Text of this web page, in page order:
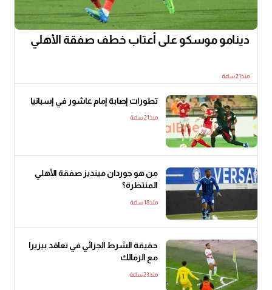
دينامو موسكو على أعتاب خطف صفقة الأهلي
منذ21 ساعة
تطورات إصابة إمام عاشور في إسبانيا
منذ21 ساعة
من هو جوردان مينديز صفقة الأهلي
المنتظرة؟
منذ18 ساعة
حقيقة الشرط الجزائي في تعاقد بيزيرا
مع الزمالك
منذ23 ساعة